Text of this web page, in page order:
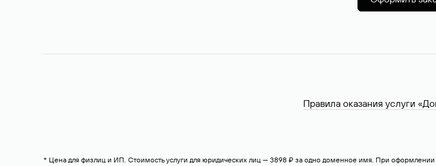
Правила оказания услуги
* Цена для физлиц и ИП. Стоимость услуги для юридических лиц — 3898 ₽ за одно доменное имя. При